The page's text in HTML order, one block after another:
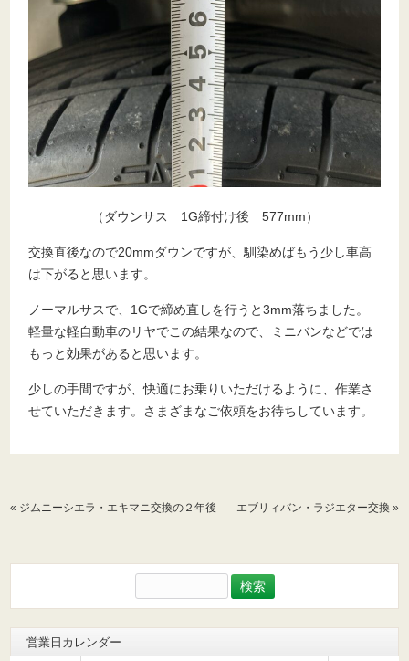
（ダウンサス 1G締付け後 577mm）
交換直後なので20mmダウンですが、馴染めばもう少し車高
は下がると思います。
ノーマルサスで、1Gで締め直しを行うと3mm落ちました。
軽量な軽自動車のリヤでこの結果なので、ミニバンなどでは
もっと効果があると思います。
少しの手間ですが、快適にお乗りいただけるように、作業さ
せていただきます。さまざまなご依頼をお待ちしています。
« ジムニーシエラ・エキマニ交換の２年後 エブリィバン・ラジエター交換 »
索:
営業日カレンダー